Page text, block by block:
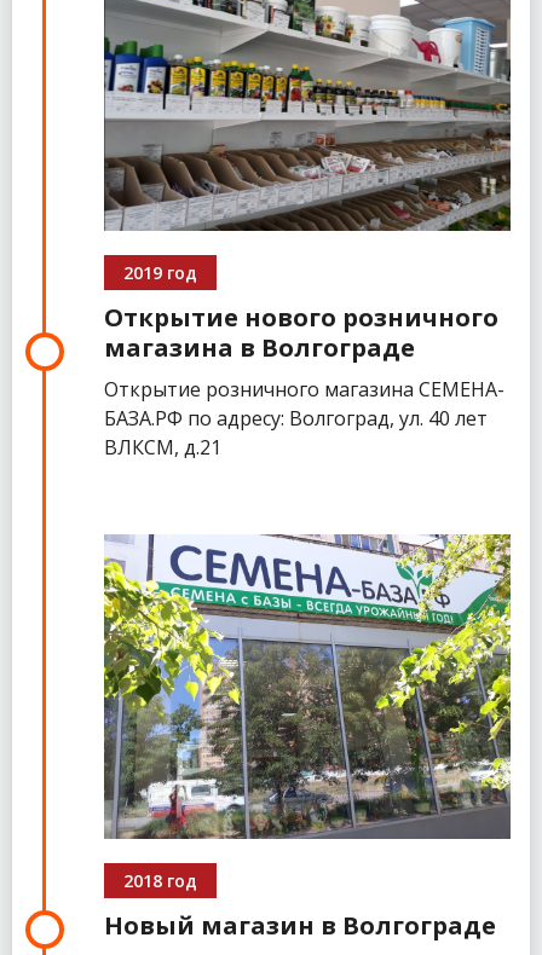
2019 год
Открытие нового розничного
магазина в Волгограде
Открытие розничного магазина СЕМЕНА-
БАЗА.РФ по адресу: Волгоград, ул. 40 лет
ВЛКСМ, д.21
2018 год
Новый магазин в Волгограде